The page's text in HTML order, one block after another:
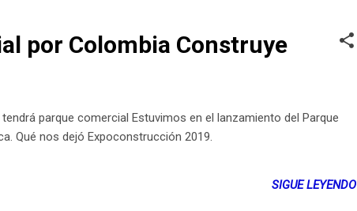
por Colombia Construye
parque comercial Estuvimos en el lanzamiento del Parque
Qué nos dejó Expoconstrucción 2019.
SIGUE LEYENDO